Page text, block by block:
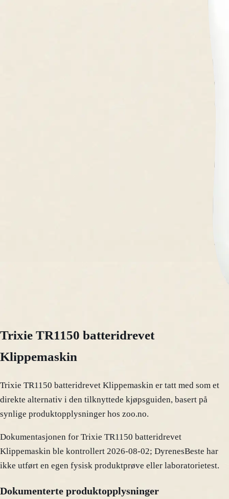
Trixie TR1150 batteridrevet
Klippemaskin
Trixie TR1150 batteridrevet Klippemaskin er tatt med som et
direkte alternativ i den tilknyttede kjøpsguiden, basert på
synlige produktopplysninger hos zoo.no.
Dokumentasjonen for Trixie TR1150 batteridrevet
Klippemaskin ble kontrollert 2026-08-02; DyrenesBeste har
ikke utført en egen fysisk produktprøve eller laboratorietest.
Dokumenterte produktopplysninger